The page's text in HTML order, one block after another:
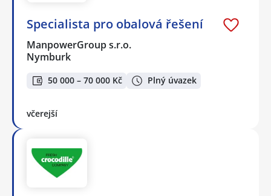
Specialista pro obalová řešení
ManpowerGroup s.r.o.
Nymburk
50 000 – 70 000 Kč Plný úvazek
včerejší